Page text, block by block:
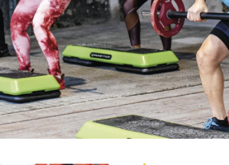
El set Power Disk ahora viene
dos versiones: una con barra básica y otra con
barra
regular. Ambas están compuestas de discos
de hierro recubiertos por una capa de goma y
anilla central en PVC. Estos discos tienen un
diseño
para evitar que rueden por el suelo. Ergonómicos,
ya que permiten un fácil agarre para un trabajo
específico.
X